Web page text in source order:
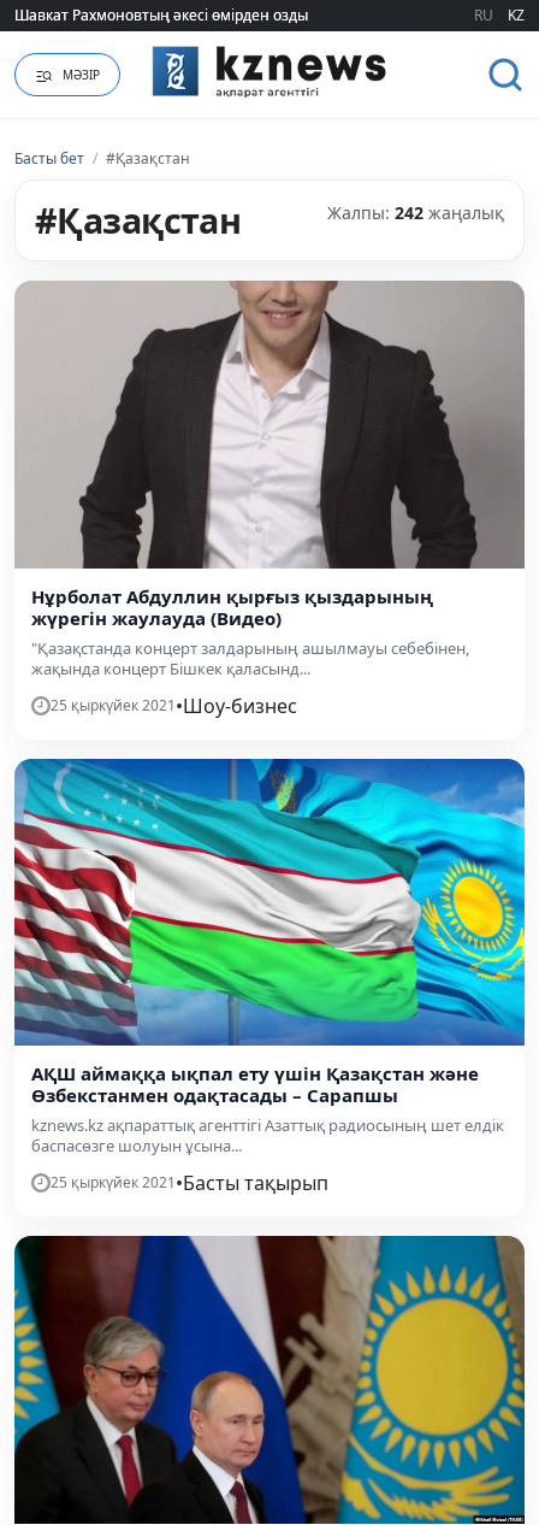
«Әділет» партиясы: Қазақстан – зайырлы мемлекет, ал «Заң жәнеRU KZ
МӘЗІР
Басты бет / #Қазақстан
#Қазақстан Жалпы: 242 жаңалық
Нұрболат Абдуллин қырғыз қыздарының
жүрегін жаулауда (Видео)
"Қазақстанда концерт залдарының ашылмауы себебінен,
жақында концерт Бішкек қаласынд...
25 қыркүйек 2021•Шоу-бизнес
АҚШ аймаққа ықпал ету үшін Қазақстан және
Өзбекстанмен одақтасады – Сарапшы
kznews.kz ақпараттық агенттігі Азаттық радиосының шет елдік
баспасөзге шолуын ұсына...
25 қыркүйек 2021•Басты тақырып